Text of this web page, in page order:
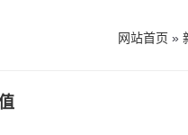
网站首页 »